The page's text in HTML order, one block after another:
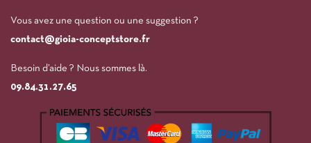
Vous avez une question ou une suggestion ?
contact@gioia-conceptstore.fr
Besoin d’aide ? Nous sommes là.
09.84.31.27.65